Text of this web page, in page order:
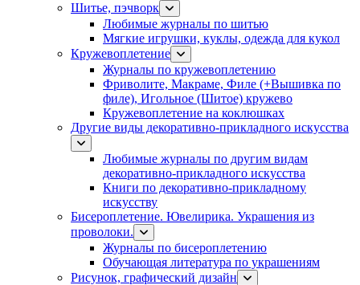
Шитье, пэчворк
Любимые журналы по шитью
Мягкие игрушки, куклы, одежда для кукол
Кружевоплетение
Журналы по кружевоплетению
Фриволите, Макраме, Филе (+Вышивка по
филе), Игольное (Шитое) кружево
Кружевоплетение на коклюшках
Другие виды декоративно-прикладного искусства
Любимые журналы по другим видам
декоративно-прикладного искусства
Книги по декоративно-прикладному
искусству
Бисероплетение. Ювелирика. Украшения из
проволоки.
Журналы по бисероплетению
Обучающая литература по украшениям
Рисунок, графический дизайн